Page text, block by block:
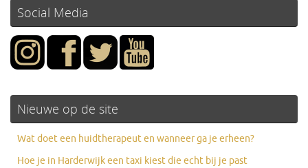
Social Media
Nieuwe op de site
Wat doet een huidtherapeut en wanneer ga je erheen?
Hoe je in Harderwijk een taxi kiest die echt bij je past